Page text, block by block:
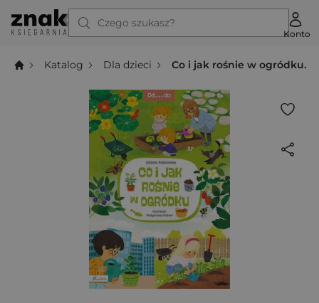
Czego szukasz?
Konto
Katalog Dla dzieci Co i jak rośnie w ogródku.